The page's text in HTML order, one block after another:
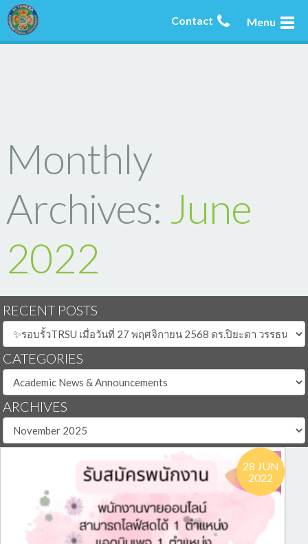
Menu
Contact
Monthly
Archives: June
2022
RECENT POSTS
CATEGORIES
ARCHIVES
28 JUN
2022